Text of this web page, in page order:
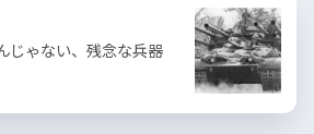
じゃない、残念な兵器